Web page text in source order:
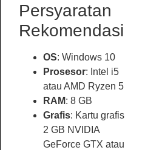
Persyaratan
Rekomendasi
OS: Windows 10
Prosesor: Intel i5
atau AMD Ryzen 5
RAM: 8 GB
Grafis: Kartu grafis
2 GB NVIDIA
GeForce GTX atau